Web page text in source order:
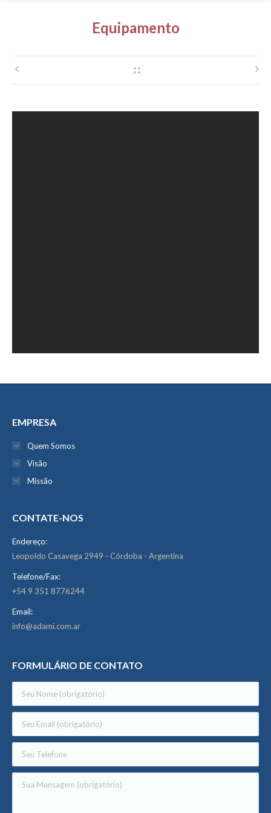
Equipamento
EMPRESA
Quem Somos
Visão
Missão
CONTATE-NOS
Endereço:
Leopoldo Casavega 2949 - Córdoba - Argentina
Telefone/Fax:
+54 9 351 8776244
Email:
info@adami.com.ar
FORMULÁRIO DE CONTATO